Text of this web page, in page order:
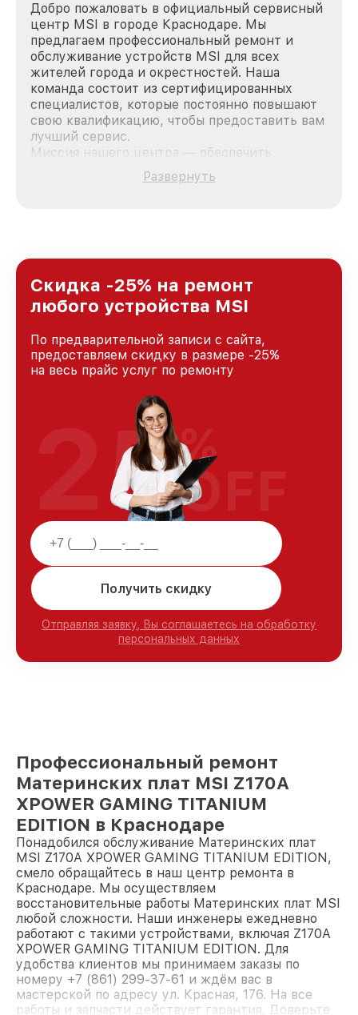
Добро пожаловать в официальный сервисный
центр MSI в городе Краснодаре. Мы
предлагаем профессиональный ремонт и
обслуживание устройств MSI для всех
жителей города и окрестностей. Наша
команда состоит из сертифицированных
специалистов, которые постоянно повышают
свою квалификацию, чтобы предоставить вам
лучший сервис.
Миссия нашего центра — обеспечить
качественный и доступный ремонт для
каждого пользователя продукции MSI, вне
Краснодаре, постоянно повышая уровень
доверия и лояльности наших клиентов.
Развернуть
Скидка -25% на ремонт
любого устройства MSI
По предварительной записи с сайта,
предоставляем скидку в размере -25%
на весь прайс услуг по ремонту
Получить скидку
Отправляя заявку, Вы соглашаетесь на обработку
персональных данных
25%
OFF
Профессиональный ремонт
Материнских плат MSI Z170A
XPOWER GAMING TITANIUM
EDITION в Краснодаре
Понадобился обслуживание Материнских плат
MSI Z170A XPOWER GAMING TITANIUM EDITION,
смело обращайтесь в наш центр ремонта в
Краснодаре. Мы осуществляем
восстановительные работы Материнских плат MSI
любой сложности. Наши инженеры ежедневно
работают с такими устройствами, включая Z170A
XPOWER GAMING TITANIUM EDITION. Для
удобства клиентов мы принимаем заказы по
номеру +7 (861) 299-37-61 и ждём вас в
мастерской по адресу ул. Красная, 176. На все
работы и запчасти действует гарантия. Доверьте